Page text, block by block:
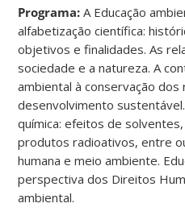
Programa: A Educação
alfabetização científica:
objetivos e finalidades. As
sociedade e a natureza. A
ambiental à conservação
desenvolvimento
química: efeitos de
produtos radioativos, entre
humana e meio ambiente.
perspectiva dos Direitos
ambiental.